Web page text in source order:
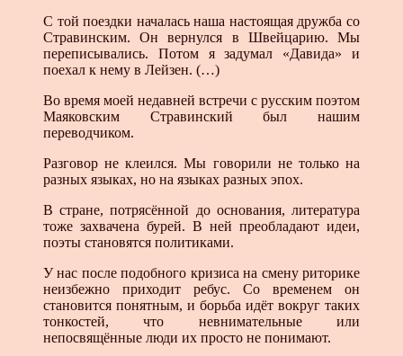
С той поездки началась наша настоящая дружба со
Стравинским. Он вернулся в Швейцарию. Мы
переписывались. Потом я задумал «Давида» и
поехал к нему в Лейзен. (…)
Во время моей недавней встречи с русским поэтом
Маяковским Стравинский был нашим
переводчиком.
Разговор не клеился. Мы говорили не только на
разных языках, но на языках разных эпох.
В стране, потрясённой до основания, литература
тоже захвачена бурей. В ней преобладают идеи,
поэты становятся политиками.
У нас после подобного кризиса на смену риторике
неизбежно приходит ребус. Со временем он
становится понятным, и борьба идёт вокруг таких
тонкостей, что невнимательные или
непосвящённые люди их просто не понимают.